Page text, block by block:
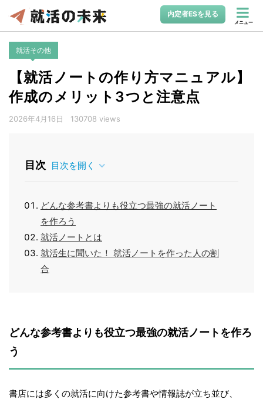
内定者ESを見る
メニュー
就活その他
【就活ノートの作り方マニュアル】
作成のメリット3つと注意点
2026年4月16日 130708 views
目次 目次を開く
どんな参考書よりも役立つ最強の就活ノート
を作ろう
就活ノートとは
就活生に聞いた！ 就活ノートを作った人の割
合
どんな参考書よりも役立つ最強の就活ノートを作ろ
う
書店には多くの就活に向けた参考書や情報誌が立ち並び、